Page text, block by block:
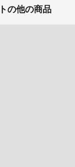
の他の商品